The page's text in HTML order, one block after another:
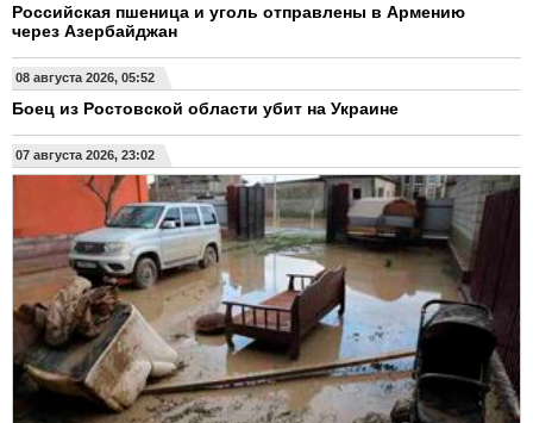
Российская пшеница и уголь отправлены в Армению
через Азербайджан
08 августа 2026, 05:52
Боец из Ростовской области убит на Украине
07 августа 2026, 23:02